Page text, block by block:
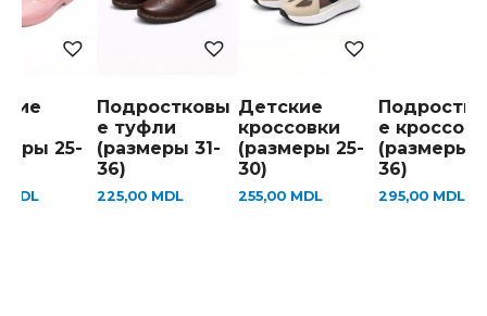
25-
MDL
Подростковы
е туфли
(размеры 31-
36)
225,00 MDL
Детские
кроссовки
(размеры 25-
30)
255,00 MDL
е
(размеры
36)
295,00 MDL